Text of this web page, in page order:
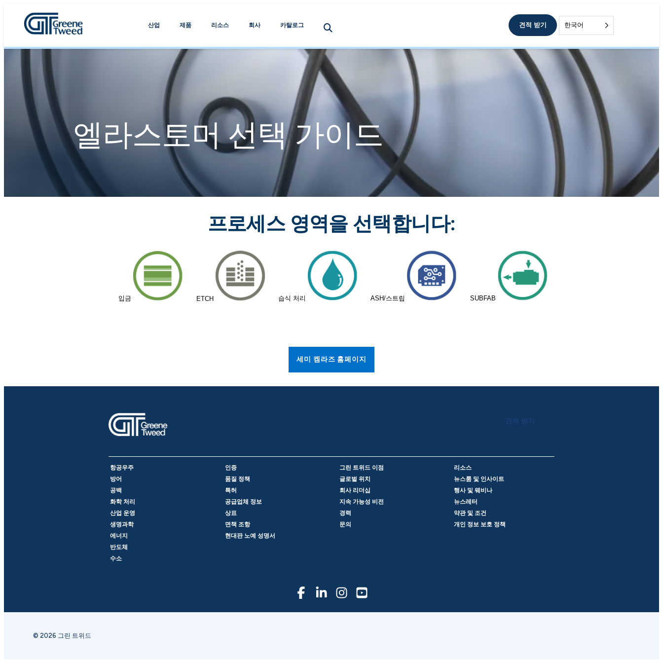
산업 제품 리소스 회사 카탈로그 견적 받기 한국어
엘라스토머 선택 가이드
프로세스 영역을 선택합니다:
입금 ETCH 습식 처리 ASH/스트립 SUBFAB
세미 켐라즈 홈페이지
견적 받기
항공우주
방어
공백
화학 처리
산업 운영
생명과학
에너지
반도체
수소
인증
품질 정책
특허
공급업체 정보
상표
면책 조항
현대판 노예 성명서
그린 트위드 이점
글로벌 위치
회사 리더십
지속 가능성 비전
경력
문의
리소스
뉴스룸 및 인사이트
행사 및 웨비나
뉴스레터
약관 및 조건
개인 정보 보호 정책
© 2026 그린 트위드